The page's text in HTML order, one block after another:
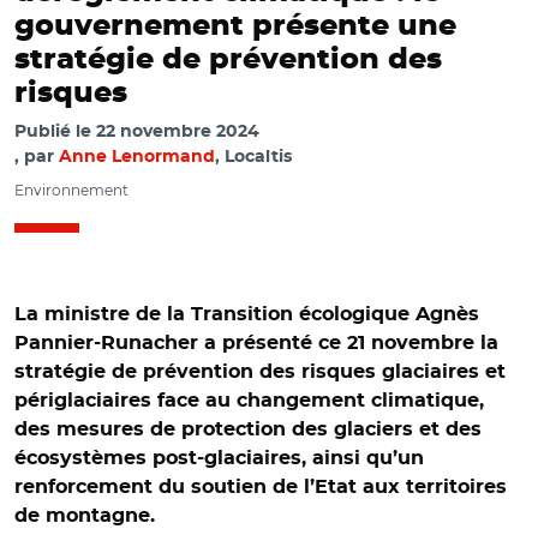
gouvernement présente une
stratégie de prévention des
risques
Publié le 22 novembre 2024
par Anne Lenormand , Localtis
Environnement
La ministre de la Transition écologique Agnès
Pannier-Runacher a présenté ce 21 novembre la
stratégie de prévention des risques glaciaires et
périglaciaires face au changement climatique,
des mesures de protection des glaciers et des
écosystèmes post-glaciaires, ainsi qu’un
renforcement du soutien de l’Etat aux territoires
de montagne.